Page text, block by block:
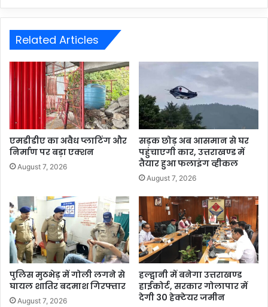
Related Articles
एमडीडीए का अवैध प्लाटिंग और
निर्माण पर बड़ा एक्शन
August 7, 2026
सड़क छोड़ अब आसमान से घर
पहुंचाएगी कार, उत्तराखण्ड में
तैयार हुआ फलाइंग व्हीकल
August 7, 2026
पुलिस मुठभेड़ में गोली लगने से
घायल शातिर बदमाश गिरफ्तार
August 7, 2026
हल्द्वानी में बनेगा उत्तराखण्ड
हाईकोर्ट, सरकार गोलापार में
देगी 30 हेक्टेयर जमीन